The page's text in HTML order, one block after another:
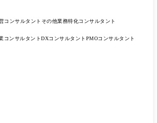
コンサルタント その他業務特化コンサルタント
コンサルタントDXコンサルタント PMOコンサルタント